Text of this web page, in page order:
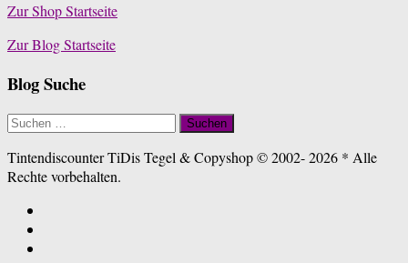
Zur Shop Startseite
Zur Blog Startseite
Blog Suche
Suchen
Tintendiscounter TiDis Tegel & Copyshop © 2002- 2026 * Alle
Rechte vorbehalten.